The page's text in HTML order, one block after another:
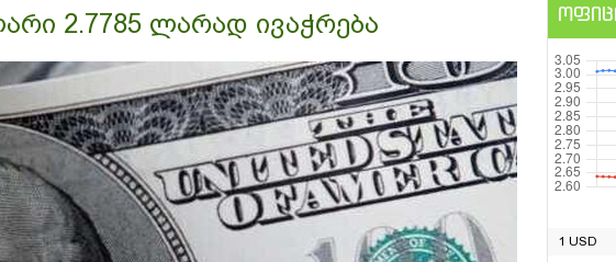
2.7785 ლარად ივაჭრება
1 USD